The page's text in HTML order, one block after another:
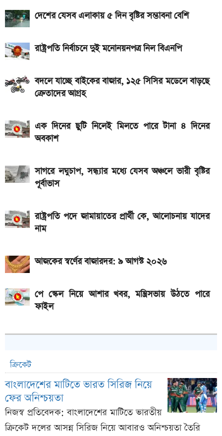
ভালভ ইঞ্জিন ও TFT ডিসপ্লে
মালয়েশিয়ায় যেতে বাংলাদেশিদের আবেদন শুরু, অগ্রাধিকার
পাবেন যারা
iQOO Z11-এ থাকছে ৬.৮৩ ইঞ্চির কার্ভড AMOLED
ডিসপ্লে, থাকছে সরু ফ্রেম
৭৫০০mAh ব্যাটারি নিয়ে বাজারে এলো Redmi 17 5G
দেশের বাজারে আজ ১৮, ২১ ও ২২ ক্যারেট একভরি সোনার
দেশের যেসব এলাকায় ৫ দিন বৃষ্টির সম্ভাবনা বেশি
রাষ্ট্রপতি নির্বাচনে দুই মনোনয়নপত্র নিল বিএনপি
বদলে যাচ্ছে বাইকের বাজার, ১২৫ সিসির মডেলে বাড়ছে
ক্রেতাদের আগ্রহ
এক দিনের ছুটি নিলেই মিলতে পারে টানা ৪ দিনের
অবকাশ
সাগরে লঘুচাপ, সন্ধ্যার মধ্যে যেসব অঞ্চলে ভারী বৃষ্টির
পূর্বাভাস
রাষ্ট্রপতি পদে জামায়াতের প্রার্থী কে, আলোচনায় যাদের
নাম
আজকের স্বর্ণের বাজারদর: ৯ আগস্ট ২০২৬
পে স্কেল নিয়ে আশার খবর, মন্ত্রিসভায় উঠতে পারে
ফাইল
ক্রিকেট
বাংলাদেশের মাটিতে ভারত সিরিজ নিয়ে
ফের অনিশ্চয়তা
নিজস্ব প্রতিবেদক: বাংলাদেশের মাটিতে ভারতীয়
ক্রিকেট দলের আসন্ন সিরিজ নিয়ে আবারও অনিশ্চয়তা তৈরি